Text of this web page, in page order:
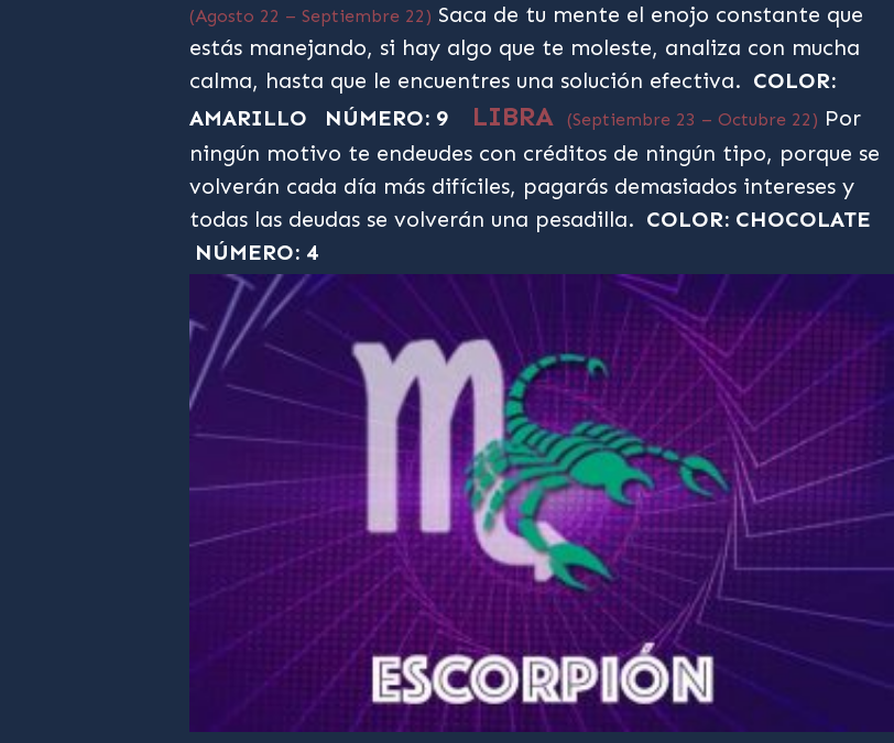
(Agosto 22 – Septiembre 22) Saca de tu mente el enojo constante que
estás manejando, si hay algo que te moleste, analiza con mucha
calma, hasta que le encuentres una solución efectiva. COLOR:
AMARILLO
NÚMERO: 9 LIBRA (Septiembre 23 – Octubre 22) Por
ningún motivo te endeudes con créditos de ningún tipo, porque se
volverán cada día más difíciles, pagarás demasiados intereses y
todas las deudas se volverán una pesadilla. COLOR: CHOCOLATE
NÚMERO: 4